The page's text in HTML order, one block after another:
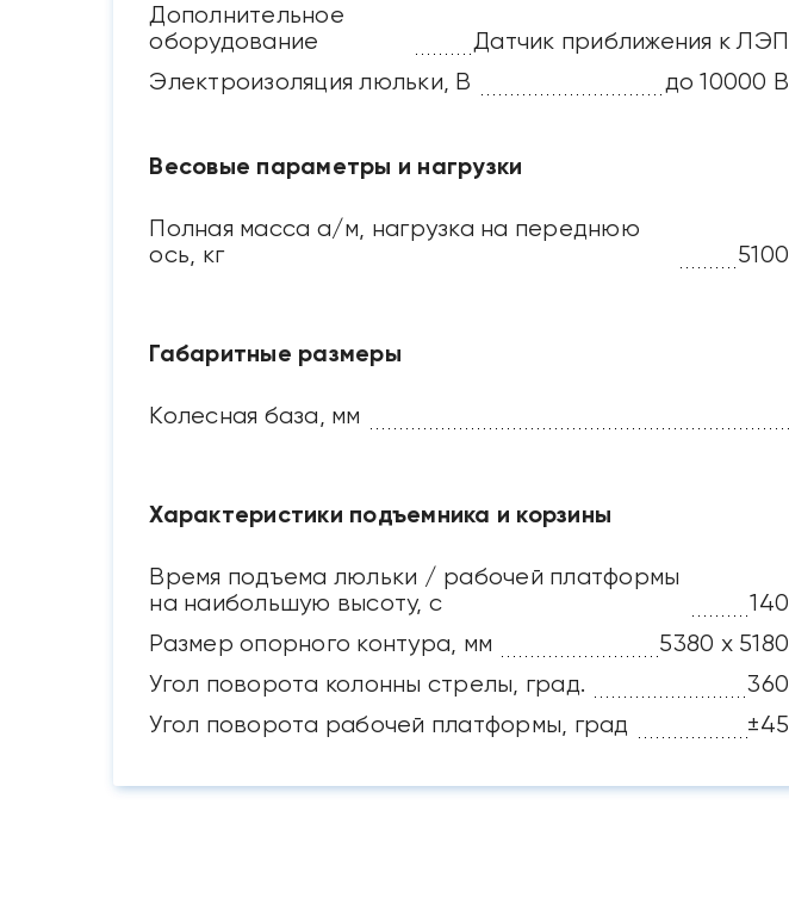
Дополнительное
оборудование
Датчик приближения к ЛЭП
Электроизоляция люльки, В
до 10000 В
Весовые параметры и нагрузки
Полная масса а/м, нагрузка на переднюю
ось, кг
5100
Габаритные размеры
Колесная база, мм
Характеристики подъемника и корзины
Время подъема люльки / рабочей платформы
на наибольшую высоту, с
140
Размер опорного контура, мм
5380 х 5180
Угол поворота колонны стрелы, град.
360
Угол поворота рабочей платформы, град
±45